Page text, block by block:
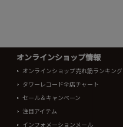
オンラインショップ情報
オンラインショップ売れ筋ランキング
タワーレコード全店チャート
セール＆キャンペーン
注目アイテム
インフォメーションメール